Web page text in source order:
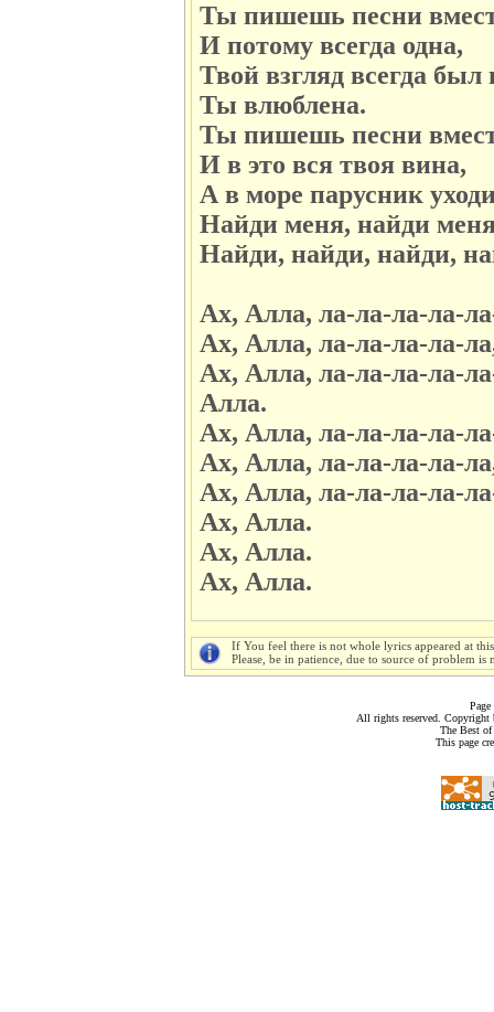
Ты пишешь песни
И потому всегда одна,
Твой взгляд всегда был
Ты влюблена.
Ты пишешь песни
И в это вся твоя вина,
А в море парусник
Найди меня, найди
Найди, найди, найди,
Ах, Алла, ла-ла-ла-ла-
Ах, Алла, ла-ла-ла-ла-
Ах, Алла, ла-ла-ла-ла-
Алла.
Ах, Алла, ла-ла-ла-ла-
Ах, Алла, ла-ла-ла-ла-
Ах, Алла, ла-ла-ла-ла-
Ах, Алла.
Ах, Алла.
Ах, Алла.
If You feel there is not whole lyrics appeared at
Please, be in patience, due to source of problem
All rights reserved.
The Best
This page